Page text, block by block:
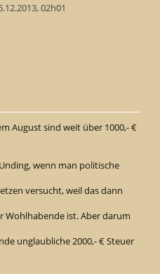
02h01
August sind weit über 1000,- €
wenn man politische
versucht, weil das dann
ist. Aber darum
unglaubliche 2000,- € Steuer